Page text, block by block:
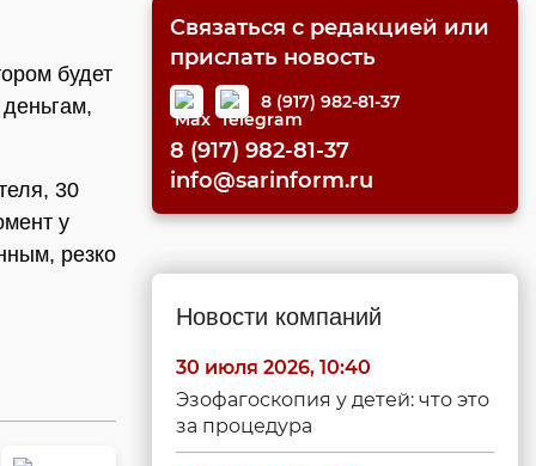
будет
30
у
резко
Связаться с редакцией или
прислать новость
8 (917) 982-81-37
8 (917) 982-81-37
info@sarinform.ru
Новости компаний
30 июля 2026, 10:40
Эзофагоскопия у детей: что это
за процедура